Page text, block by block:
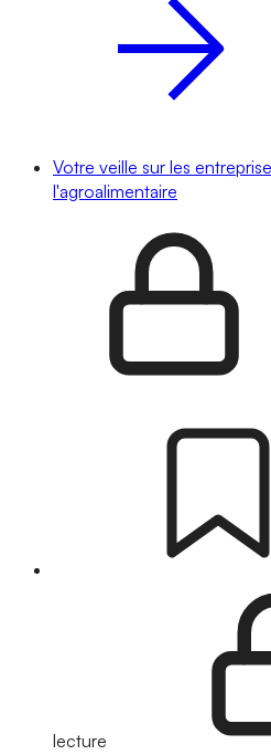
Votre veille sur les
l'agroalimentaire
lecture